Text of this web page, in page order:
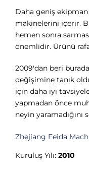
Daha geniş ekipman
makinelerini içerir.
hemen sonra
önemlidir. Ürünü
2009'dan beri
değişimine tanık
için daha iyi
yapmadan önce
neyin yaramadığını
Zhejiang Feida
Kuruluş Yılı: 2010